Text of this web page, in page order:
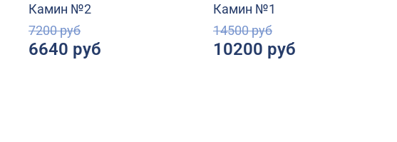
Камин №2
7200 руб
6640 руб
Камин №1
14500 руб
10200 руб